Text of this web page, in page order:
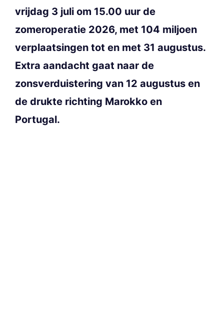
vrijdag 3 juli om 15.00 uur de
zomeroperatie 2026, met 104 miljoen
verplaatsingen tot en met 31 augustus.
Extra aandacht gaat naar de
zonsverduistering van 12 augustus en
de drukte richting Marokko en
Portugal.